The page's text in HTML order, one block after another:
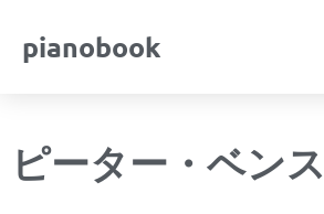
pianobook
ピーター・ベンス